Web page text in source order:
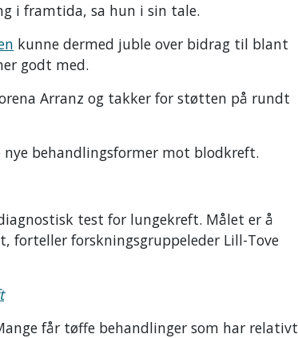
i framtida, sa hun i sin tale.
kunne dermed juble over bidrag til blant
godt med.
Arranz og takker for støtten på rundt
behandlingsformer mot blodkreft.
test for lungekreft. Målet er å
forteller forskningsgruppeleder Lill-Tove
får tøffe behandlinger som har relativt